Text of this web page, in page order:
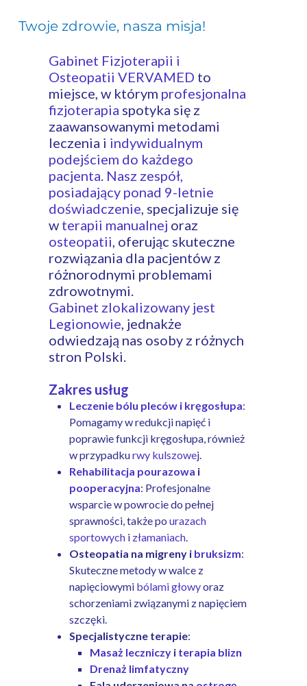
Twoje zdrowie, nasza misja!
Gabinet Fizjoterapii i
Osteopatii VERVAMED to
miejsce, w którym profesjonalna
fizjoterapia spotyka się z
zaawansowanymi metodami
leczenia i indywidualnym
podejściem do każdego
pacjenta. Nasz zespół,
posiadający ponad 9-letnie
doświadczenie, specjalizuje się
w terapii manualnej oraz
osteopatii, oferując skuteczne
rozwiązania dla pacjentów z
różnorodnymi problemami
zdrowotnymi.
Gabinet zlokalizowany jest
Legionowie, jednakże
odwiedzają nas osoby z różnych
stron Polski.
Zakres usług
Leczenie bólu pleców i kręgosłupa:
Pomagamy w redukcji napięć i
poprawie funkcji kręgosłupa, również
w przypadkurwy kulszowej.
Rehabilitacja pourazowa i
pooperacyjna: Profesjonalne
wsparcie w powrocie do pełnej
sprawności, także po urazach
sportowych i złamaniach.
Osteopatia na migreny i bruksizm:
Skuteczne metody w walce z
napięciowymi bólami głowyoraz
schorzeniami związanymi z napięciem
szczęki.
Specjalistyczne terapie:
Masaż leczniczy i terapia blizn
Drenaż limfatyczny